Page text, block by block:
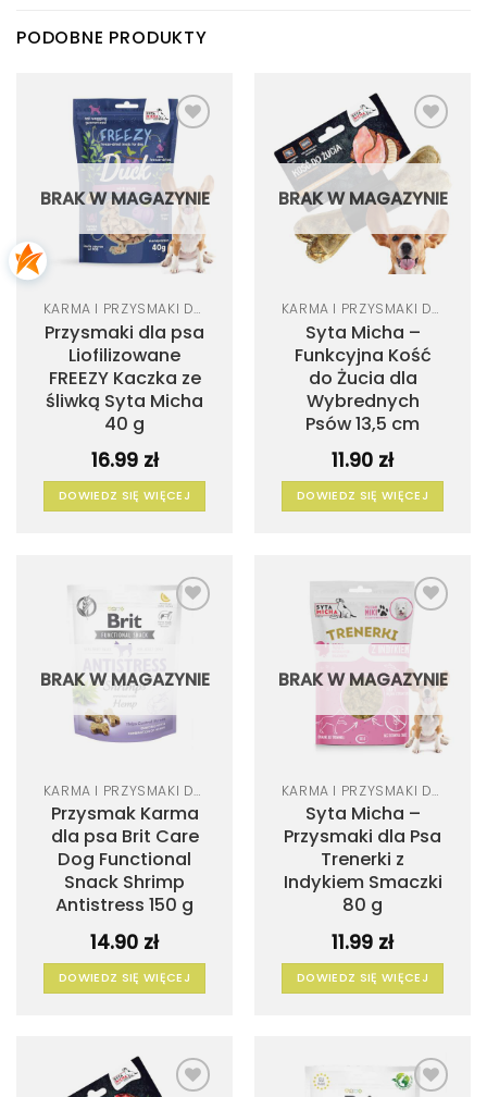
PODOBNE PRODUKTY
Dodaj
listy
życzeń
BRAK W MAGAZYNIE
KARMA I PRZYSMAKI DLA PSA
Przysmaki dla psa
Liofilizowane
FREEZY Kaczka ze
śliwką Syta Micha
40 g
16.99 zł
DOWIEDZ SIĘ WIĘCEJ
Dodaj
do
życzeń
BRAK W MAGAZYNIE
KARMA I PRZYSMAKI DLA PSA
Syta Micha –
Funkcyjna Kość
do Żucia dla
Wybrednych
Psów 13,5 cm
11.90 zł
DOWIEDZ SIĘ WIĘCEJ
Dodaj
życzeń
BRAK W MAGAZYNIE
KARMA I PRZYSMAKI DLA PSA
Przysmak Karma
dla psa Brit Care
Dog Functional
Snack Shrimp
Antistress 150 g
14.90 zł
DOWIEDZ SIĘ WIĘCEJ
Dodaj
życzeń
BRAK W MAGAZYNIE
KARMA I PRZYSMAKI DLA PSA
Syta Micha –
Przysmaki dla Psa
Trenerki z
Indykiem Smaczki
80 g
11.99 zł
DOWIEDZ SIĘ WIĘCEJ